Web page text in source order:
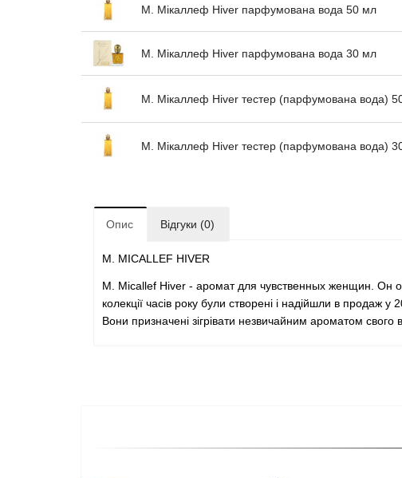
М. Мікаллеф Hiver парфумована вода 50 мл
М. Мікаллеф Hiver парфумована вода 30 мл
М. Мікаллеф Hiver тестер (парфумована вода)
М. Мікаллеф Hiver тестер (парфумована вода)
Опис Відгуки (0)
M. MICALLEF HIVER
M. Micallef Hiver - аромат для чувственных женщин. Он
колекції часів року були створені і надійшли в продаж у
Вони призначені зігрівати незвичайним ароматом свого